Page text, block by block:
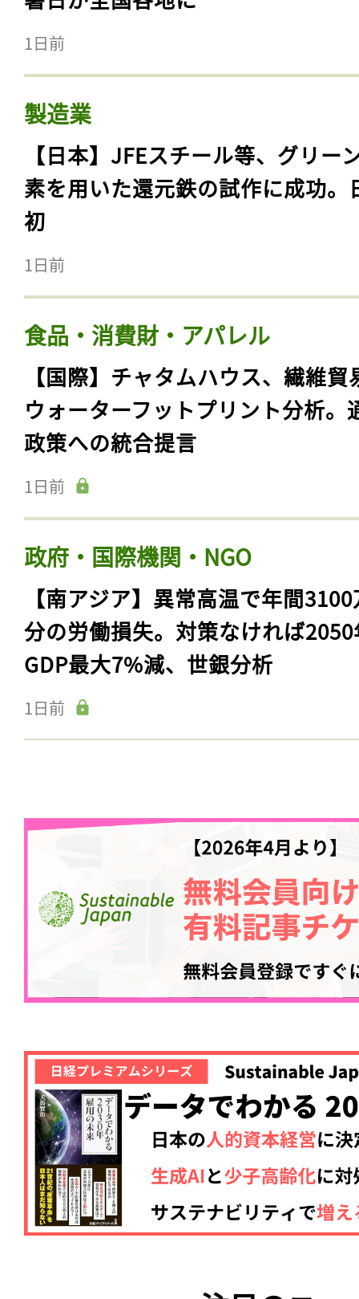
1日前
製造業
【日本】JFEスチール等、グリー
素を用いた還元鉄の試作に成功。
初
1日前
食品・消費財・アパレル
【国際】チャタムハウス、繊維貿
ウォーターフットプリント分析。
政策への統合提言
1日前
政府・国際機関・NGO
【南アジア】異常高温で年間
分の労働損失。対策なければ
GDP最大7%減、世銀分析
1日前
記事をお気に入りに
ログインが必
ログイン
会員登録